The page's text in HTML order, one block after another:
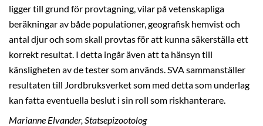
ligger till grund för provtagning, vilar på vetenskapliga
beräkningar av både populationer, geografisk hemvist och
antal djur och som skall provtas för att kunna säkerställa ett
korrekt resultat. I detta ingår även att ta hänsyn till
känsligheten av de tester som används. SVA sammanställer
resultaten till Jordbruksverket som med detta som underlag
kan fatta eventuella beslut i sin roll som riskhanterare.
Marianne Elvander, Statsepizootolog